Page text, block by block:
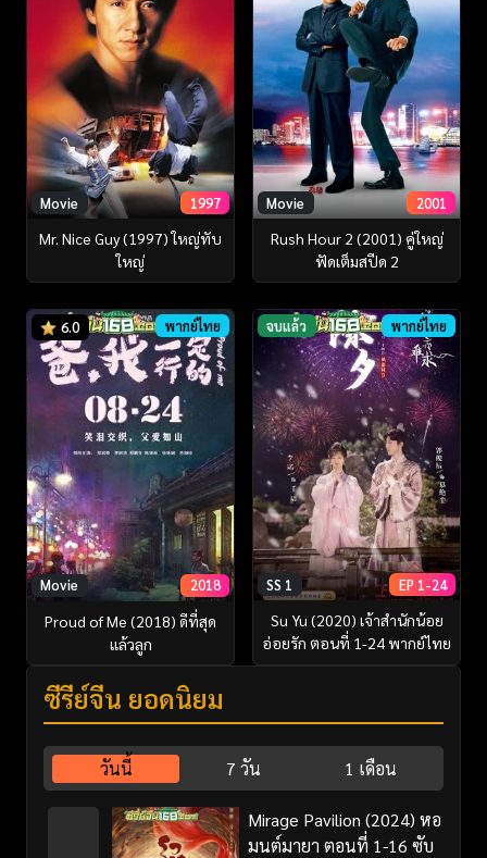
Movie 1997
Mr. Nice Guy (1997) ใหญ่ทับ
ใหญ่
Movie 2001
Rush Hour 2 (2001) คู่ใหญ่
ฟัดเต็มสปีด 2
6.0 พากย์ไทย
Movie 2018
Proud of Me (2018) ดีที่สุด
แล้วลูก
จบแล้ว พากย์ไทย
SS 1 EP 1-24
Su Yu (2020) เจ้าสำนักน้อย
อ่อยรัก ตอนที่ 1-24 พากย์ไทย
ซีรี่ย์จีน ยอดนิยม
วันนี้ 7 วัน 1 เดือน
Mirage Pavilion (2024) หอ
มนต์มายา ตอนที่ 1-16 ซับ